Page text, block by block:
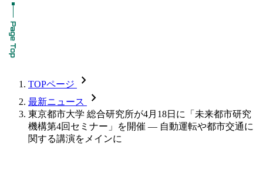
TOPページ chevron_forward
最新ニュース chevron_forward
東京都市大学 総合研究所が4月18日に「未来都市研究
機構第4回セミナー」を開催 — 自動運転や都市交通に
関する講演をメインに